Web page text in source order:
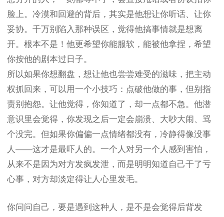
脸上。冷漠和回避的背后，其实是他想让你听话、让你
妥协。千万别陷入那种误区，觉得他搞事情就是想离
开。根本不是！他更希望你能服软，能被他拿捏，希望
你按他的剧本过日子。
所以如果你想翻盘，想让他也尝尝难受的滋味，把主动
权抓回来，可以用一个小技巧：点破他做的事，但别指
责别抱怨。让他觉得，你知道了，却一点都不急。他潜
意识里会觉得，你发现之后一定会崩溃、大吵大闹、骂
个没完。但如果你偏偏一点情绪都没有，冷静得像没事
人——这才是最吓人的。一个人对另一个人感到害怕，
从来不是因为对方发疯发泄，而是明明知道自己干了亏
心事，对方却淡定得让人心里发毛。
你问问自己，要是遇到这种人，是不是会觉得后背发